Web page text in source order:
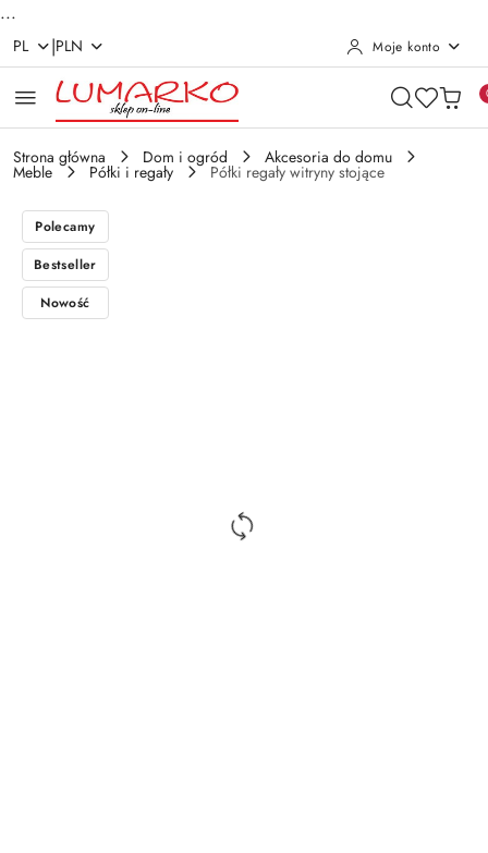
...
Przejdź do treści głównej
Przejdź do wyszukiwarki
Przejdź do moje konto
Przejdź do menu głównego
Przejdź do opisu produktu
Przejdź do stopki
PL |PLN Moje konto
Strona główna Dom i ogród Akcesoria do domu
Meble Półki i regały Półki regały witryny stojące
Polecamy
Bestseller
Nowość